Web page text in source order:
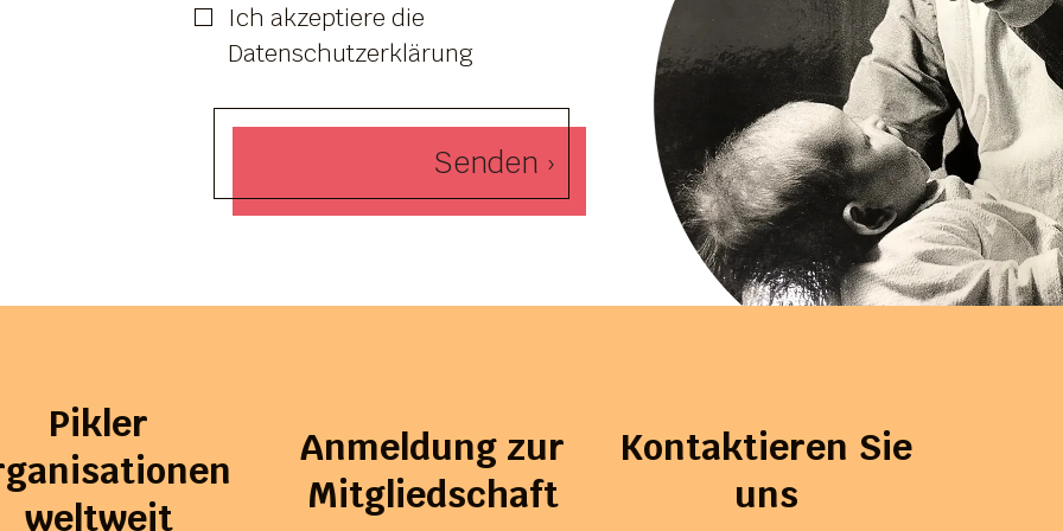
Ich akzeptiere die
Datenschutzerklärung
Senden ›
Pikler
weltweit
Anmeldung zur
Mitgliedschaft
Kontaktieren Sie
uns